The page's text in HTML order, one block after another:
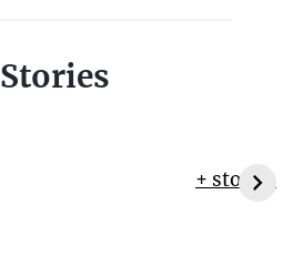
Stories
+ stories